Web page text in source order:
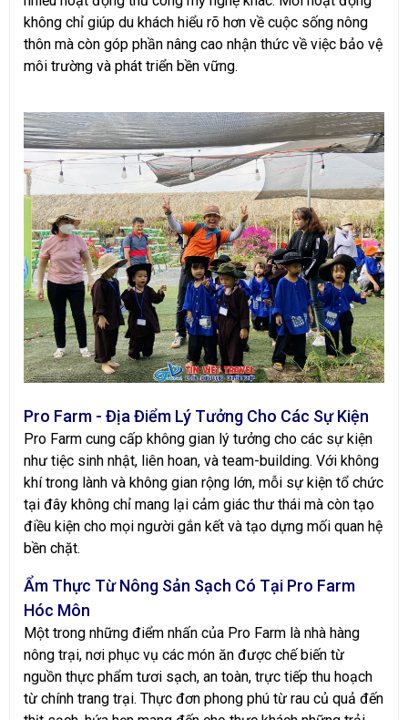
không chỉ giúp du khách hiểu rõ hơn về cuộc sống nông
thôn mà còn góp phần nâng cao nhận thức về việc bảo vệ
môi trường và phát triển bền vững.
Pro Farm - Địa Điểm Lý Tưởng Cho Các Sự Kiện
Pro Farm cung cấp không gian lý tưởng cho các sự kiện
như tiệc sinh nhật, liên hoan, và team-building. Với không
khí trong lành và không gian rộng lớn, mỗi sự kiện tổ chức
tại đây không chỉ mang lại cảm giác thư thái mà còn tạo
điều kiện cho mọi người gắn kết và tạo dựng mối quan hệ
bền chặt.
Ẩm Thực Từ Nông Sản Sạch Có Tại Pro Farm
Hóc Môn
Một trong những điểm nhấn của Pro Farm là nhà hàng
nông trại, nơi phục vụ các món ăn được chế biến từ
nguồn thực phẩm tươi sạch, an toàn, trực tiếp thu hoạch
từ chính trang trại. Thực đơn phong phú từ rau củ quả đến